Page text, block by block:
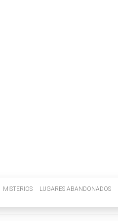
MISTERIOS LUGARES ABANDONADOS